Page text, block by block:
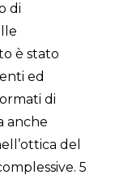
di
è stato
ed
di
anche
del
5